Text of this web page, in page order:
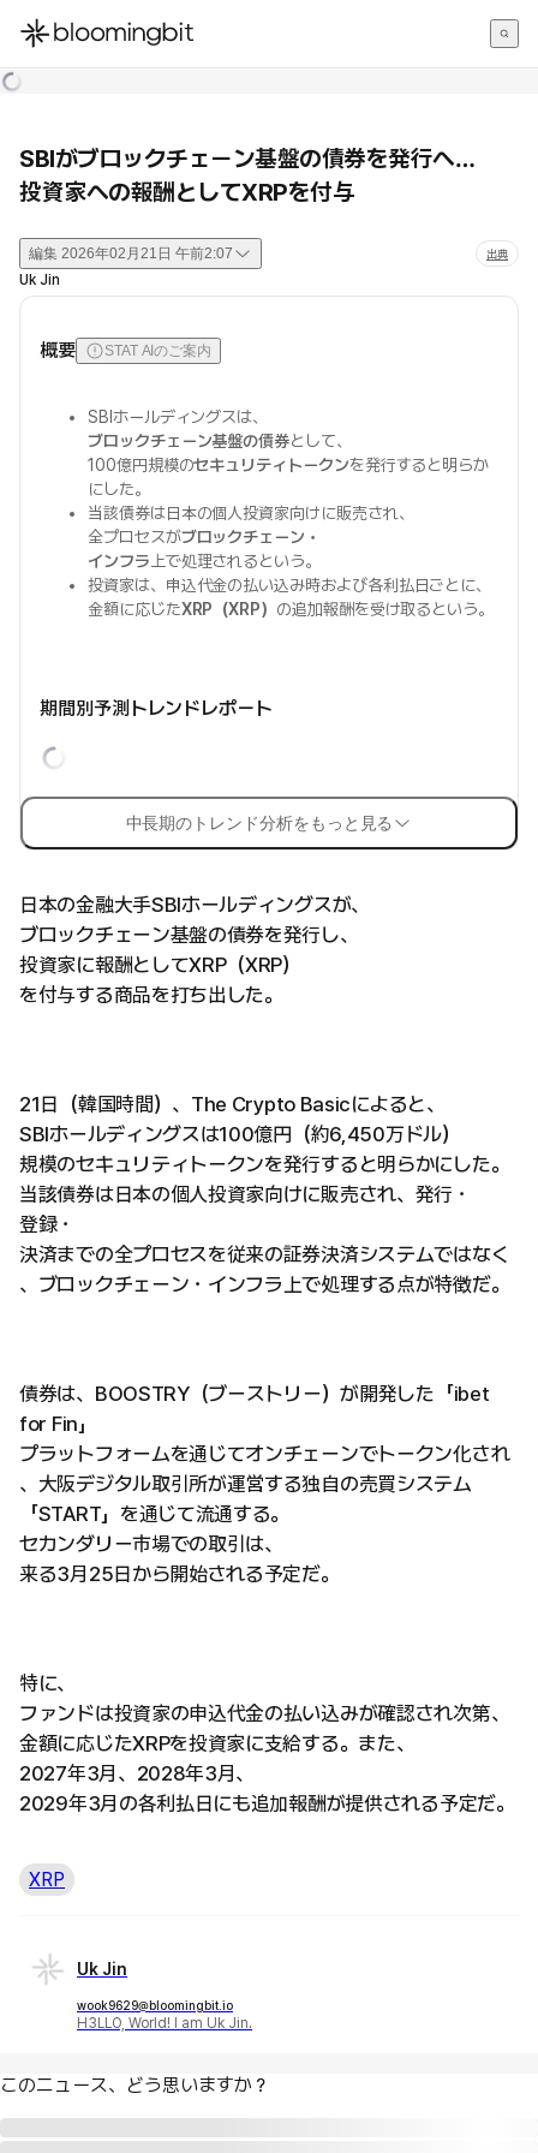
한국어
SBIがブロックチェーン基盤の債券を発行へ…
投資家への報酬としてXRPを付与
編集 2026年02月21日 午前2:07 出典
Uk Jin
概要 STAT AIのご案内
SBIホールディングスは、
ブロックチェーン基盤の債券として、
100億円規模のセキュリティトークンを発行すると明らか
にした。
当該債券は日本の個人投資家向けに販売され、
全プロセスがブロックチェーン・
インフラ 上で処理されるという。
投資家は、申込代金の払い込み時および各利払日ごとに、
金額に応じたXRP（XRP） の追加報酬を受け取るという。
期間別予測トレンドレポート
中長期のトレンド分析をもっと見る
日本の金融大手SBIホールディングスが、
ブロックチェーン基盤の債券を発行し、
投資家に報酬としてXRP（XRP）
を付与する商品を打ち出した。
21日（韓国時間）、The Crypto Basicによると、
SBIホールディングスは100億円（約6,450万ドル）
規模のセキュリティトークンを発行すると明らかにした。
当該債券は日本の個人投資家向けに販売され、発行・
登録・
決済までの全プロセスを従来の証券決済システムではなく
、ブロックチェーン・インフラ上で処理する点が特徴だ。
債券は、BOOSTRY（ブーストリー）が開発した「ibet
for Fin」
プラットフォームを通じてオンチェーンでトークン化され
、大阪デジタル取引所が運営する独自の売買システム
「START」を通じて流通する。
セカンダリー市場での取引は、
来る3月25日から開始される予定だ。
特に、
ファンドは投資家の申込代金の払い込みが確認され次第、
金額に応じたXRPを投資家に支給する。また、
2027年3月、2028年3月、
2029年3月の各利払日にも追加報酬が提供される予定だ。
XRP
Uk Jin
wook9629@bloomingbit.io
H3LLO, World! I am Uk Jin.
このニュース、どう思いますか？